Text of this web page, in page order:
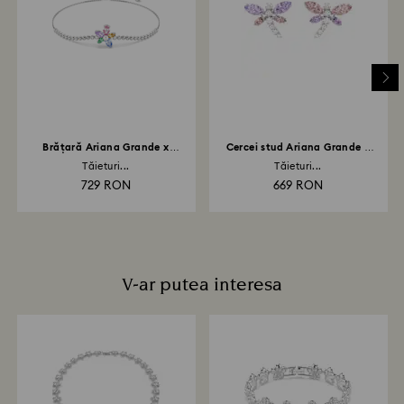
returul a fost procesat. Transmiterea rambursării va
depinde de normele instituției dvs. financiare și poate
dura până la 3-7 zile lucrătoare pentru ca suma să fie
Brățară Ariana Grande x
Tăieturi...
729 RON
Cercei stud Ariana Grande x
Tăieturi...
669 RON
V-ar putea interesa